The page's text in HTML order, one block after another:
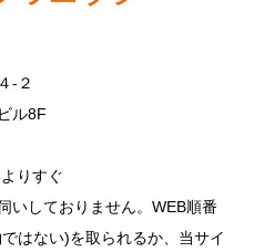
‐２
ル8F
りすぐ
いしておりません。WEB順番
はない)を取られるか、当サイ